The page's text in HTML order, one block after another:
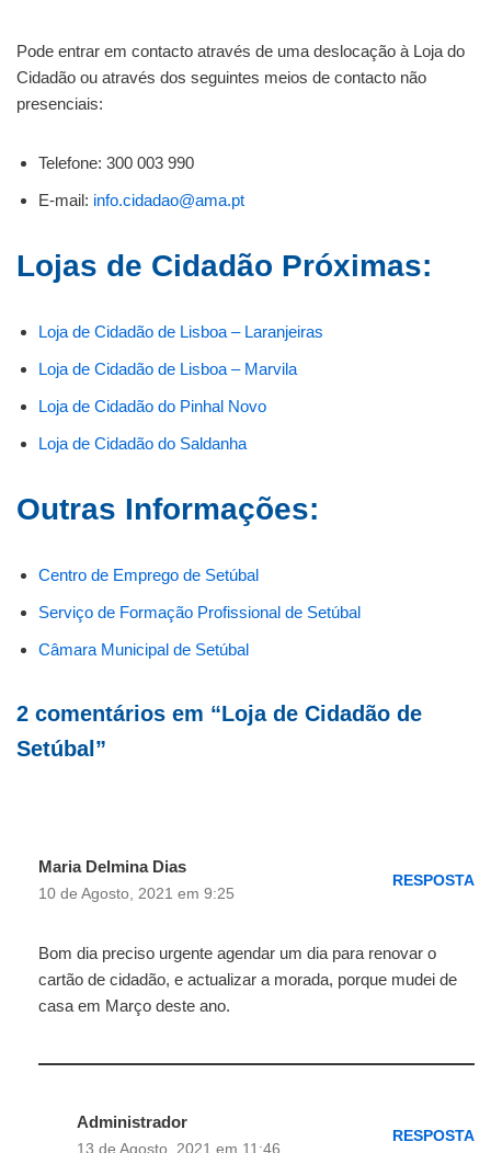
Pode entrar em contacto através de uma deslocação à Loja do
Cidadão ou através dos seguintes meios de contacto não
presenciais:
Telefone: 300 003 990
E-mail: info.cidadao@ama.pt
Lojas de Cidadão Próximas:
Loja de Cidadão de Lisboa – Laranjeiras
Loja de Cidadão de Lisboa – Marvila
Loja de Cidadão do Pinhal Novo
Loja de Cidadão do Saldanha
Outras Informações:
Centro de Emprego de Setúbal
Serviço de Formação Profissional de Setúbal
Câmara Municipal de Setúbal
2 comentários em “Loja de Cidadão de
Setúbal”
Maria Delmina Dias
10 de Agosto, 2021 em 9:25
RESPOSTA
Bom dia preciso urgente agendar um dia para renovar o
cartão de cidadão, e actualizar a morada, porque mudei de
casa em Março deste ano.
Administrador
13 de Agosto, 2021 em 11:46
RESPOSTA